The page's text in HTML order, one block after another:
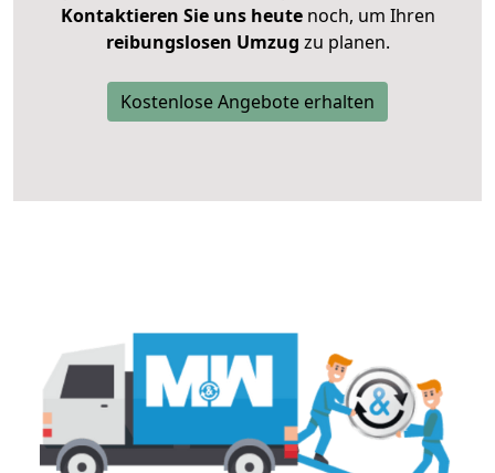
Kontaktieren Sie uns heutenoch, um Ihren
reibungslosen Umzug zu planen.
Kostenlose Angebote erhalten